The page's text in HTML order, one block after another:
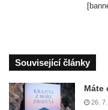
Související články
Máte
26.